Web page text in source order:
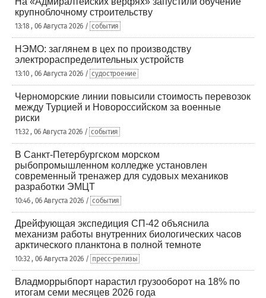
крупноблочному строительству
13:18 , 06 Августа 2026 / события
НЭМО: заглянем в цех по производству
электрораспределительных устройств
13:10 , 06 Августа 2026 / судостроение
Черноморские линии повысили стоимость перевозок
между Турцией и Новороссийском за военные
риски
11:32 , 06 Августа 2026 / события
В Санкт-Петербургском морском
рыбопромышленном колледже установлен
современный тренажер для судовых механиков
разработки ЭМЦТ
10:46 , 06 Августа 2026 / события
Дрейфующая экспедиция СП-42 объяснила
механизм работы внутренних биологических часов
арктического планктона в полной темноте
10:32 , 06 Августа 2026 / пресс-релизы
Владморрыбпорт нарастил грузооборот на 18% по
итогам семи месяцев 2026 года